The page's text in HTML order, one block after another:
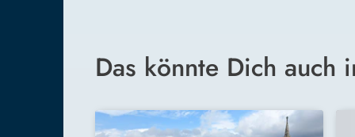
Das könnte Dich auch